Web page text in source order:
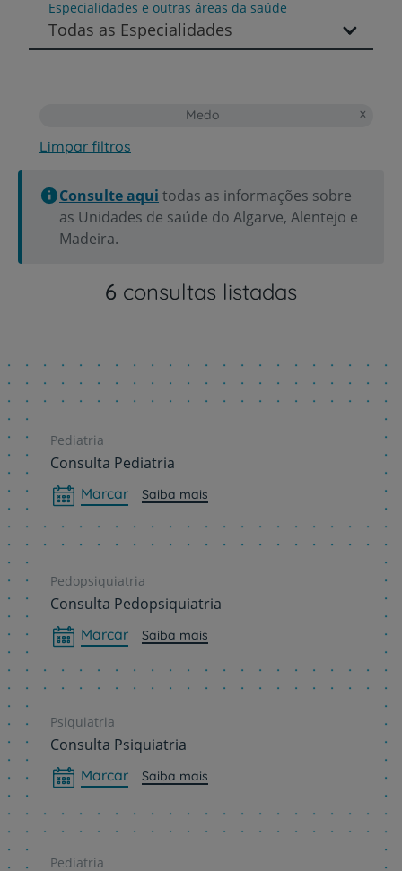
Especialidades e outras áreas da saúde
Todas as Especialidades
Medo
Limpar filtros
Consulte aqui todas as informações sobre
as Unidades de saúde do Algarve, Alentejo e
Madeira.
6 consultas listadas
Pediatria
Consulta Pediatria
Marcar Saiba mais
Pedopsiquiatria
Consulta Pedopsiquiatria
Marcar Saiba mais
Psiquiatria
Consulta Psiquiatria
Marcar Saiba mais
Pediatria